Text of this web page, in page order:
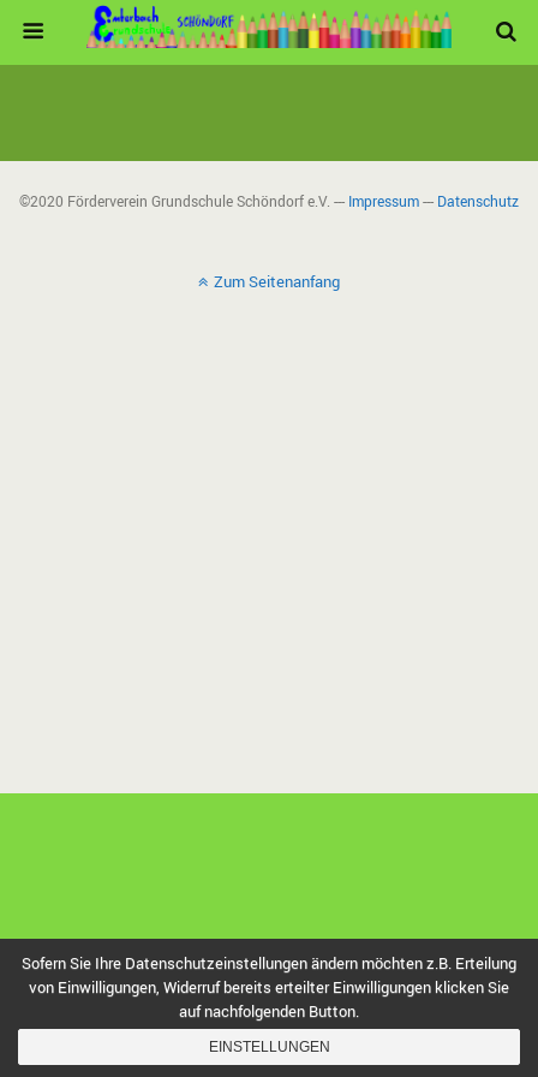
©2020 Förderverein Grundschule Schöndorf e.V. --- Impressum--- Datenschutz
Sofern Sie Ihre Datenschutzeinstellungen ändern möchten z.B. Erteilung
von Einwilligungen, Widerruf bereits erteilter Einwilligungen klicken Sie
auf nachfolgenden Button.
EINSTELLUNGEN
Zum Seitenanfang